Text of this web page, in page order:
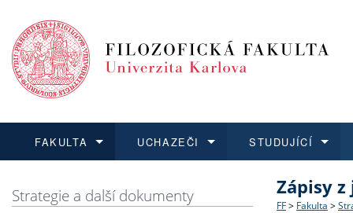
FAKULTA
Struktura
UCHAZEČI
Co
STUDUJÍCÍ
O vědě a
Aktuální
Strategie a další dokumenty Zápisy
FF > Fakulta >